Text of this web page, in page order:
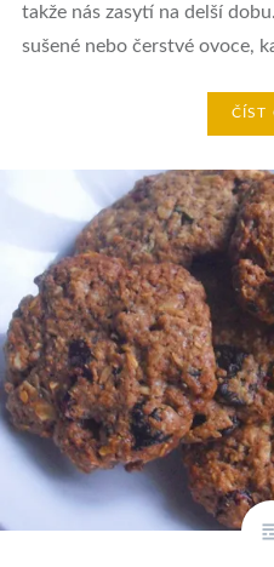
takže nás zasytí na delší
sušené nebo čerstvé ovoce,
ČÍST